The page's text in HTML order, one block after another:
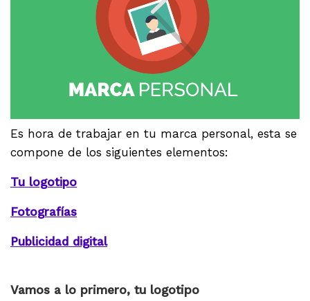
Es hora de trabajar en tu marca personal, esta se
compone de los siguientes elementos:
Tu logotipo
Fotografías
Publicidad digital
Vamos a lo primero, tu logotipo